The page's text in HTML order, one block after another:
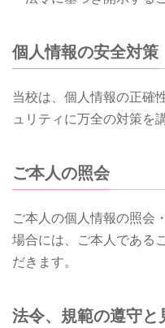
個人情報の安全対策
当校は、個人情報の正確
ュリティに万全の対策を
ご本人の照会
ご本人の個人情報の照会
場合には、ご本人である
だきます。
法令、規範の遵守と